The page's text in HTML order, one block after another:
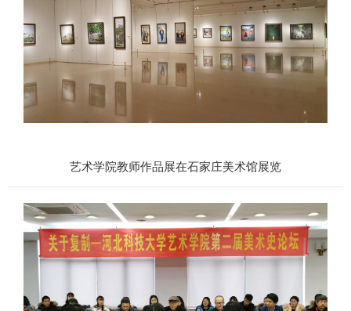
艺术学院教师作品展在石家庄美术馆展览